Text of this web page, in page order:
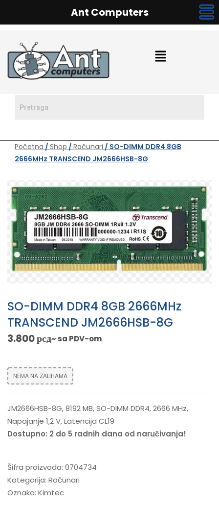
Početna / Shop / Računari / SO-DIMM DDR4 8GB
2666MHz TRANSCEND JM2666HSB-8G
SO-DIMM DDR4 8GB 2666MHz
TRANSCEND JM2666HSB-8G
3.800рсд~ sa PDV-om
NEMA NA ZALIHAMA
JM2666HSB-8G, 8192 MB, SO-DIMM DDR4, 2666 MHz,
Napajanje 1,2 V, Latencija CL19
Dostupno: 2 do 5 radnih dana od naručivanja!
Šifra proizvoda: 0704734
Kategorija: Računari
Oznaka: Kimtec
Ant Computers